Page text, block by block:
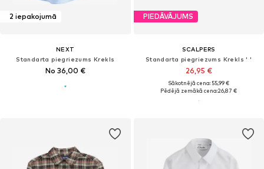
2 iepakojumā
NEXT
Standarta piegriezums Krekls
No 36,00 €
PIEDĀVĀJUMS
SCALPERS
Standarta piegriezums Krekls ' '
26,95 €
Sākotnējā cena: 55,99 €
Pēdējā zemākā cena:26,87 €